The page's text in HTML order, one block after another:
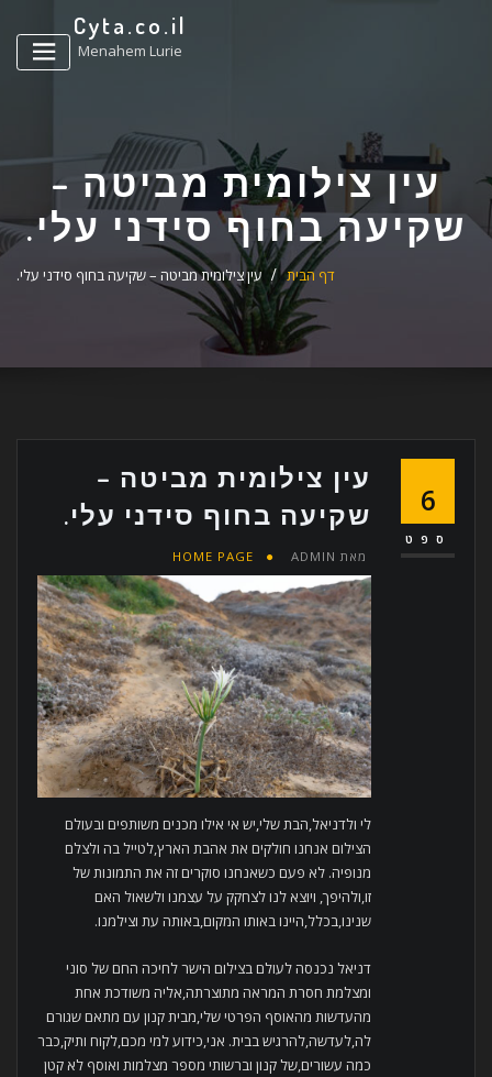
Cyta.co.il
Menahem Lurie
עין צילומית מביטה –
שקיעה בחוף סידני עלי.
דף הבית עין צילומית מביטה – שקיעה בחוף סידני עלי.
6
ספט
עין צילומית מביטה –
שקיעה בחוף סידני עלי.
מאת ADMIN
HOME PAGE
לי ולדניאל,הבת שלי,יש אי אילו מכנים משותפים ובעולם
הצילום אנחנו חולקים את אהבת הארץ,לטייל בה ולצלם
מנופיה. לא פעם כשאנחנו סוקרים זה את התמונות של
זו,ולהיפך, ויוצא לנו לצחקק על עצמנו ולשאול האם
שנינו,בכלל,היינו באותו המקום,באותה עת וצילמנו.
דניאל נכנסה לעולם בצילום הישר לחיכה החם של סוני
ומצלמת חסרת המראה מתוצרתה,אליה משודכת אחת
מהעדשות מהאוסף הפרטי שלי,מבית קנון עם מתאם שגורם
לה,לעדשה,להרגיש בבית. אני,כידוע למי מכם,לקוח ותיק,כבר
כמה עשורים,של קנון וברשותי מספר מצלמות ואוסף לא קטן